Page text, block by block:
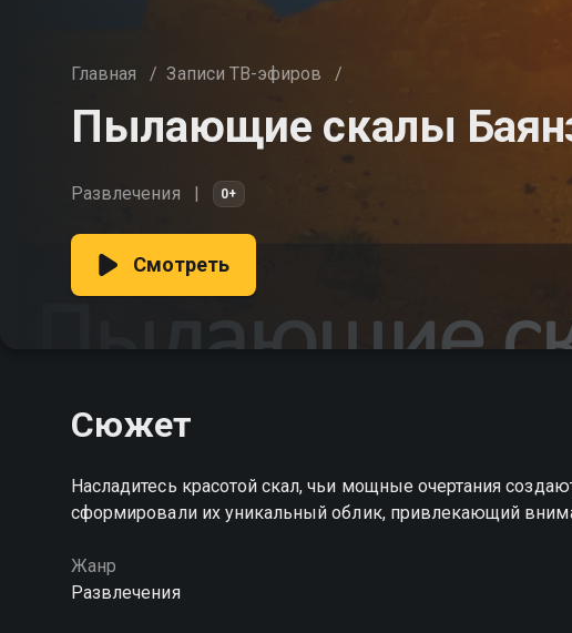
Главная / Записи ТВ-эфиров /
Пылающие скалы
Развлечения 0+
Смотреть
Сюжет
Насладитесь красотой скал, чьи мощные очертания
сформировали их уникальный облик, привлекающий
Жанр
Развлечения